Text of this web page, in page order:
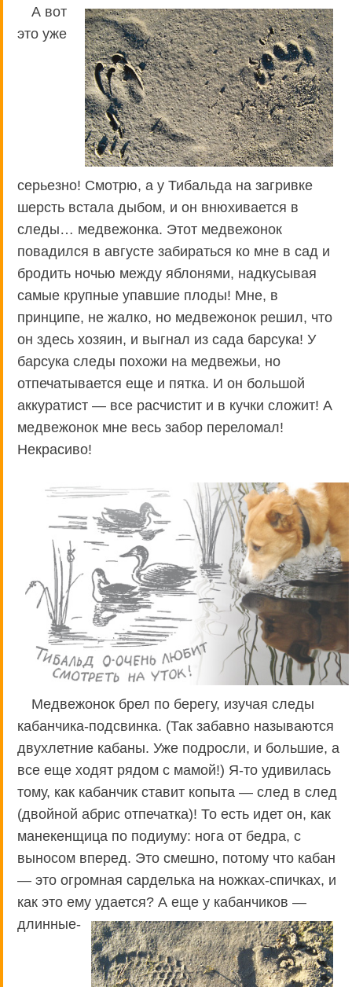
А вот
это уже
серьезно! Смотрю, а у Тибальда на загривке
шерсть встала дыбом, и он внюхивается в
следы… медвежонка. Этот медвежонок
повадился в августе забираться ко мне в сад и
бродить ночью между яблонями, надкусывая
самые крупные упавшие плоды! Мне, в
принципе, не жалко, но медвежонок решил, что
он здесь хозяин, и выгнал из сада барсука! У
барсука следы похожи на медвежьи, но
отпечатывается еще и пятка. И он большой
аккуратист — все расчистит и в кучки сложит! А
медвежонок мне весь забор переломал!
Некрасиво!
Медвежонок брел по берегу, изучая следы
кабанчика-подсвинка. (Так забавно называются
двухлетние кабаны. Уже подросли, и большие, а
все еще ходят рядом с мамой!) Я-то удивилась
тому, как кабанчик ставит копыта — след в след
(двойной абрис отпечатка)! То есть идет он, как
манекенщица по подиуму: нога от бедра, с
выносом вперед. Это смешно, потому что кабан
— это огромная сарделька на ножках-спичках, и
как это ему удается? А еще у кабанчиков —
длинные-